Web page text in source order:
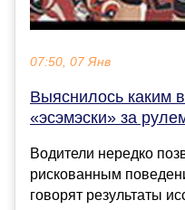
07:50, 07 Янв
Выяснилось каким
«эсэмэски» за
Водители нередко
рискованным
говорят результаты